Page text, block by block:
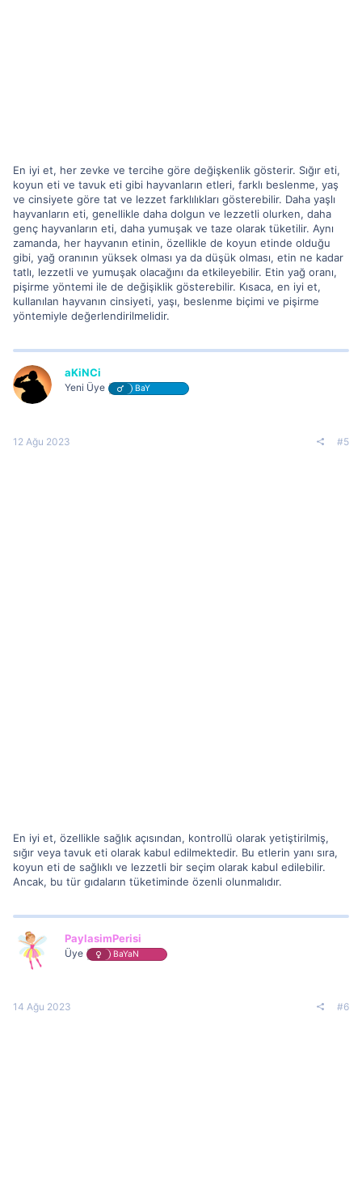
En iyi et, her zevke ve tercihe göre değişkenlik gösterir. Sığır eti,
koyun eti ve tavuk eti gibi hayvanların etleri, farklı beslenme, yaş
ve cinsiyete göre tat ve lezzet farklılıkları gösterebilir. Daha yaşlı
hayvanların eti, genellikle daha dolgun ve lezzetli olurken, daha
genç hayvanların eti, daha yumuşak ve taze olarak tüketilir. Aynı
zamanda, her hayvanın etinin, özellikle de koyun etinde olduğu
gibi, yağ oranının yüksek olması ya da düşük olması, etin ne kadar
tatlı, lezzetli ve yumuşak olacağını da etkileyebilir. Etin yağ oranı,
pişirme yöntemi ile de değişiklik gösterebilir. Kısaca, en iyi et,
kullanılan hayvanın cinsiyeti, yaşı, beslenme biçimi ve pişirme
yöntemiyle değerlendirilmelidir.
aKiNCi
Yeni Üye BaY
12 Ağu 2023 #5
En iyi et, özellikle sağlık açısından, kontrollü olarak yetiştirilmiş,
sığır veya tavuk eti olarak kabul edilmektedir. Bu etlerin yanı sıra,
koyun eti de sağlıklı ve lezzetli bir seçim olarak kabul edilebilir.
Ancak, bu tür gıdaların tüketiminde özenli olunmalıdır.
PaylasimPerisi
Üye BaYaN
14 Ağu 2023 #6